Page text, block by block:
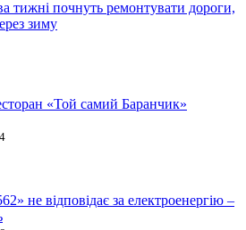
тижні почнуть ремонтувати дороги,
зиму
«Той самий Баранчик»
не відповідає за електроенергію –